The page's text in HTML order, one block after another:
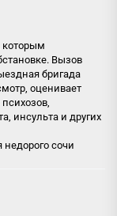
которым
Вызов
бригада
оценивает
инсульта и других
сочи